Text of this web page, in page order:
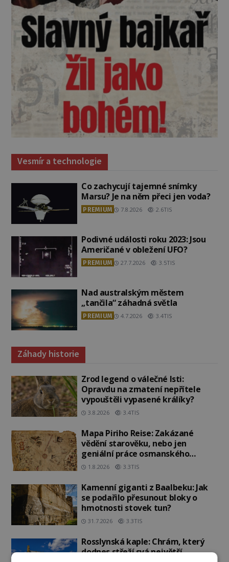
Vesmír a technologie
Co zachycují tajemné snímky
Marsu? Je na něm přeci jen voda?
PREMIUM 7.8.2026 2.6TIS
Podivné události roku 2023: Jsou
Američané v obležení UFO?
PREMIUM 27.7.2026 3.5TIS
Nad australským městem
„tančila“ záhadná světla
PREMIUM 4.7.2026 3.4TIS
Záhady historie
Zrod legend o válečné lsti:
Opravdu na zmatení nepřítele
vypouštěli vypasené králíky?
3.8.2026 3.4TIS
Mapa Piriho Reise: Zakázané
vědění starověku, nebo jen
geniální práce osmanského
admirála?
1.8.2026 3.3TIS
Kamenní giganti z Baalbeku: Jak
se podařilo přesunout bloky o
hmotnosti stovek tun?
31.7.2026 3.3TIS
Rosslynská kaple: Chrám, který
dodnes střeží svá největší